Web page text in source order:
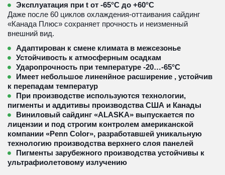
Эксплуатация при t от -65°С до +60°С
Даже после 60 циклов охлаждения-оттаивания сайдинг
«Канада Плюс» сохраняет прочность и неизменный
внешний вид.
Адаптирован к смене климата в межсезонье
Устойчивость к атмосферным осадкам
Ударопрочность при температуре -20…-65°С
Имеет небольшое линенйное расширение , устойчив
к перепадам температур
При производстве используются технологии,
пигменты и аддитивы производства США и Канады
Виниловый сайдинг «ALASKA» выпускается по
лицензии и под строгим контролем американской
компании «Penn Color», разработавшей уникальную
технологию производства верхнего слоя панелей
Пигменты зарубежного производства устойчивы к
ультрафиолетовому излучению